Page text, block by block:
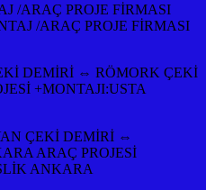
/ARAÇ PROJE FİRMASI
/ARAÇ PROJE FİRMASI
DEMİRİ ⇔ RÖMORK ÇEKİ
+MONTAJI:USTA
ÇEKİ DEMİRİ ⇔
ARAÇ PROJESİ
ANKARA